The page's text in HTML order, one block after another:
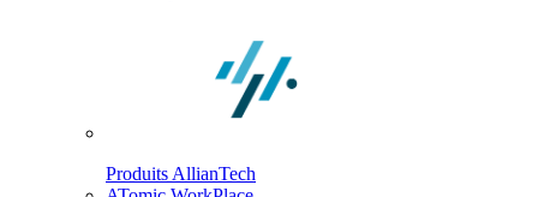
Produits AllianTech